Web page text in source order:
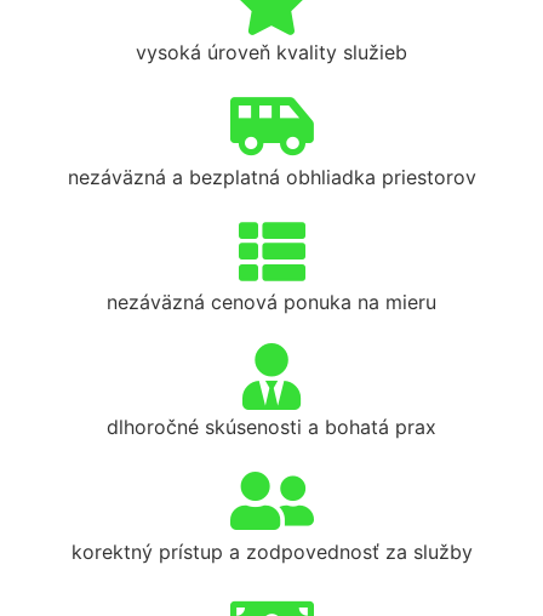
vysoká úroveň kvality služieb
nezáväzná a bezplatná obhliadka priestorov
nezáväzná cenová ponuka na mieru
dlhoročné skúsenosti a bohatá prax
korektný prístup a zodpovednosť za služby